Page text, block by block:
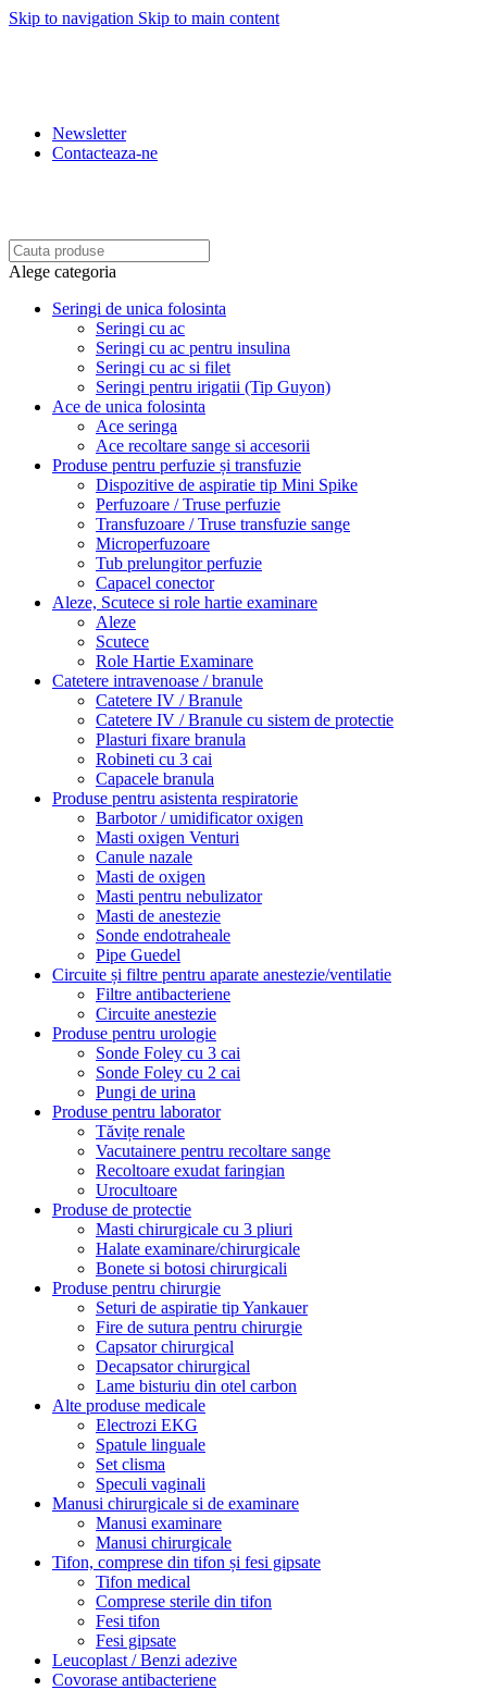
Skip to navigation Skip to main content
Newsletter
Contacteaza-ne
Alege categoria
Seringi de unica folosinta
Seringi cu ac
Seringi cu ac pentru insulina
Seringi cu ac si filet
Seringi pentru irigatii (Tip Guyon)
Ace de unica folosinta
Ace seringa
Ace recoltare sange si accesorii
Produse pentru perfuzie și transfuzie
Dispozitive de aspiratie tip Mini Spike
Perfuzoare / Truse perfuzie
Transfuzoare / Truse transfuzie sange
Microperfuzoare
Tub prelungitor perfuzie
Capacel conector
Aleze, Scutece si role hartie examinare
Aleze
Scutece
Role Hartie Examinare
Catetere intravenoase / branule
Catetere IV / Branule
Catetere IV / Branule cu sistem de protectie
Plasturi fixare branula
Robineti cu 3 cai
Capacele branula
Produse pentru asistenta respiratorie
Barbotor / umidificator oxigen
Masti oxigen Venturi
Canule nazale
Masti de oxigen
Masti pentru nebulizator
Masti de anestezie
Sonde endotraheale
Pipe Guedel
Circuite și filtre pentru aparate anestezie/ventilatie
Filtre antibacteriene
Circuite anestezie
Produse pentru urologie
Sonde Foley cu 3 cai
Sonde Foley cu 2 cai
Pungi de urina
Produse pentru laborator
Tăvițe renale
Vacutainere pentru recoltare sange
Recoltoare exudat faringian
Urocultoare
Produse de protectie
Masti chirurgicale cu 3 pliuri
Halate examinare/chirurgicale
Bonete si botosi chirurgicali
Produse pentru chirurgie
Seturi de aspiratie tip Yankauer
Fire de sutura pentru chirurgie
Capsator chirurgical
Decapsator chirurgical
Lame bisturiu din otel carbon
Alte produse medicale
Electrozi EKG
Spatule linguale
Set clisma
Speculi vaginali
Manusi chirurgicale si de examinare
Manusi examinare
Manusi chirurgicale
Tifon, comprese din tifon și fesi gipsate
Tifon medical
Comprese sterile din tifon
Fesi tifon
Fesi gipsate
Leucoplast / Benzi adezive
Covorase antibacteriene